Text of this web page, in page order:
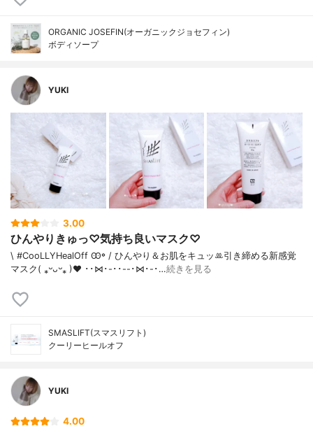
ORGANIC JOSEFIN(オーガニックジョセフィン)
ボディソープ
YUKI
3.00
ひんやりきゅっ♡気持ち良いマスク♡
\ #CooLLYHealOff Ꙭ꙳ / ひんやり＆お肌をキュッ‪ꔛ‬引き締める新感覚
マスク( ⁎ᵕᴗᵕ⁎ )❤︎ ･･⋈･-･･--･⋈･-･…続きを見る
SMASLIFT(スマスリフト)
クーリーヒールオフ
YUKI
4.00